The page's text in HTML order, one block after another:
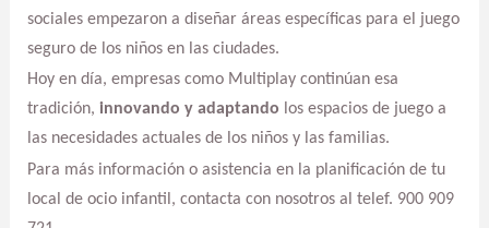
sociales empezaron a diseñar áreas específicas para el juego
seguro de los niños en las ciudades.
Hoy en día, empresas como Multiplay continúan esa
tradición, innovando y adaptando los espacios de juego a
las necesidades actuales de los niños y las familias.
Para más información o asistencia en la planificación de tu
local de ocio infantil, contacta con nosotros al telef. 900 909